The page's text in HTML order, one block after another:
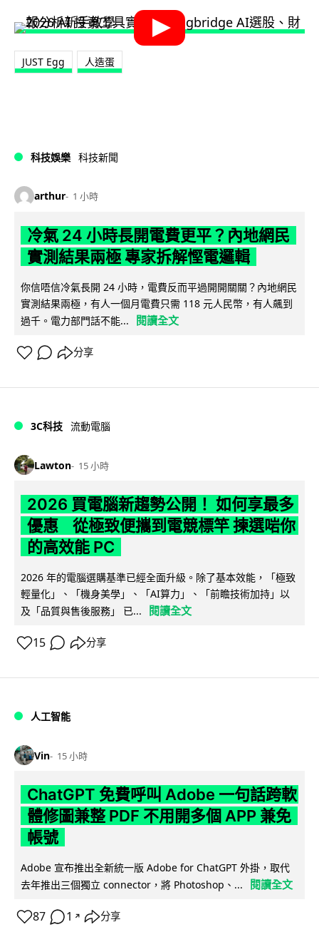
JUST Egg 人造蛋
科技娛樂 科技新聞
arthur 1 小時
冷氣 24 小時長開電費更平？內地網民
實測結果兩極 專家拆解慳電邏輯
你信唔信冷氣長開 24 小時，電費反而平過開開關關？內地網民
實測結果兩極，有人一個月電費只需 118 元人民幣，有人飆到
過千。電力部門話不能...
閱讀全文
分享
3C科技 流動電腦
Lawton 15 小時
2026 買電腦新趨勢公開！ 如何享最多
優惠 從極致便攜到電競標竿 揀選啱你
的高效能 PC
2026 年的電腦選購基準已經全面升級。除了基本效能，「極致
輕量化」、「機身美學」、「AI算力」、「前瞻技術加持」以
及「品質與售後服務」 已...
閱讀全文
15 分享
人工智能
Vin 15 小時
ChatGPT 免費呼叫 Adobe 一句話跨軟
體修圖兼整 PDF 不用開多個 APP 兼免
帳號
Adobe 宣布推出全新統一版 Adobe for ChatGPT 外掛，取代
去年推出三個獨立 connector，將 Photoshop、...
閱讀全文
87 1 ↗ 分享